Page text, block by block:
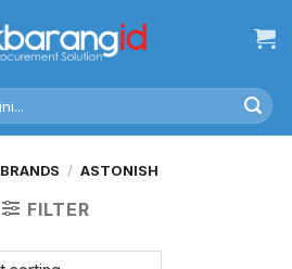
BRANDS / ASTONISH
FILTER